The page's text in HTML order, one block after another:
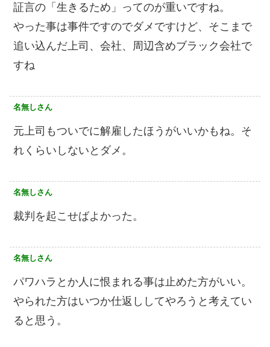
証言の「生きるため」ってのが重いですね。
やった事は事件ですのでダメですけど、そこまで
追い込んだ上司、会社、周辺含めブラック会社で
すね
名無しさん
元上司もついでに解雇したほうがいいかもね。そ
れくらいしないとダメ。
名無しさん
裁判を起こせばよかった。
名無しさん
パワハラとか人に恨まれる事は止めた方がいい。
やられた方はいつか仕返ししてやろうと考えてい
ると思う。